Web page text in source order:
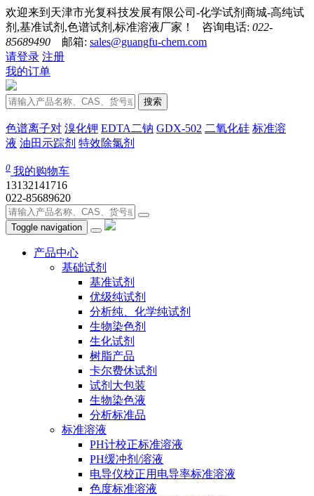
欢迎来到天津市光复科技发展有限公司-化学试剂商城-高纯试
剂,基准试剂,色谱试剂,标准溶液厂家！ 咨询电话: 022-
85689490 邮箱: sales@guangfu-chem.com
请登录 注册
我的订单
搜索
色谱离子对 溴化钾 EDTA二钠 GDX-502 二氧化硅 标准溶
液 油田示踪剂 特效除氯剂
0 我的购物车
13132141716
022-85689620
Toggle navigation
产品中心
基础试剂
基准试剂
优级纯试剂
分析纯、化学纯试剂
生物染色剂
生化试剂
树脂产品
卡尔费休试剂
试剂大包装
生物染色液
分析标准品
标准溶液
PH计校正标准溶液
PH缓冲剂/溶液
电导仪校正用电导率标准溶液
色度标准溶液